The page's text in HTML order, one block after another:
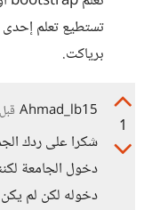
تستطيع تعلم
برياكت.
1
Ahmad_lb15 قبل 3 سنوات
شكرا على ردك
دخول الجامعة
دخوله لكن لم يكن